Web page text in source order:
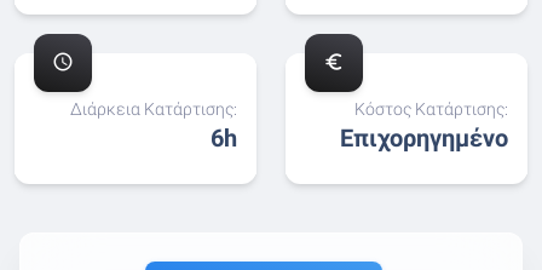
schedule
Διάρκεια Κατάρτισης:
6h
euro_symbol
Κόστος Κατάρτισης:
Επιχορηγημένο